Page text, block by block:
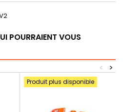
POURRAIENT VOUS
>
<
Produit plus disponible